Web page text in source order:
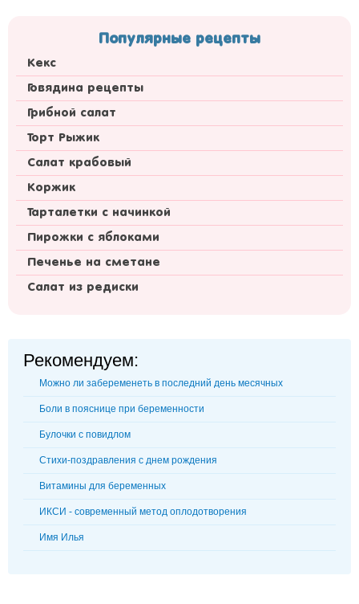
Популярные рецепты
Кекс
Говядина рецепты
Грибной салат
Торт Рыжик
Салат крабовый
Коржик
Тарталетки с начинкой
Пирожки с яблоками
Печенье на сметане
Салат из редиски
Рекомендуем:
Можно ли забеременеть в последний день месячных
Боли в пояснице при беременности
Булочки с повидлом
Стихи-поздравления с днем рождения
Витамины для беременных
ИКСИ - современный метод оплодотворения
Имя Илья